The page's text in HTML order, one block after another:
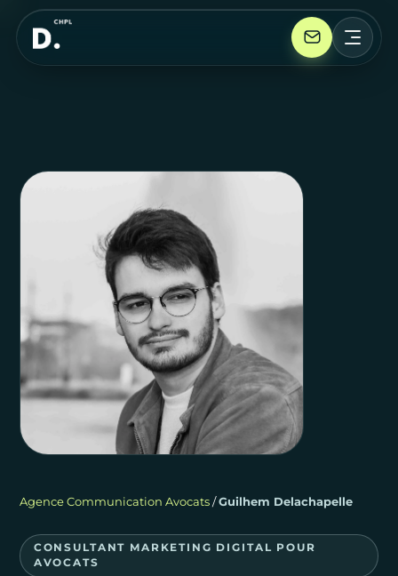
Agence Communication Avocats /Guilhem Delachapelle
CONSULTANT MARKETING DIGITAL POUR
AVOCATS